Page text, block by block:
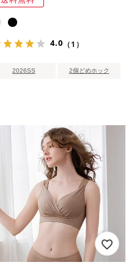
4.0 （1）
2026SS 2個どめホック